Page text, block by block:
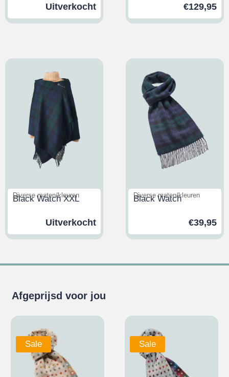
Uitverkocht €129,95
Black Watch XXL
Diverse maten/kleuren
Uitverkocht
Black Watch
Diverse maten/kleuren
€39,95
Afgeprijsd voor jou
Sale Sale